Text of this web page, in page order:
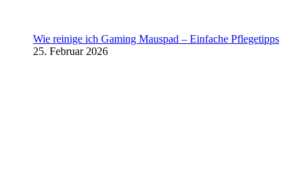
Wie reinige ich Gaming Mauspad – Einfache Pflegetipps
25. Februar 2026